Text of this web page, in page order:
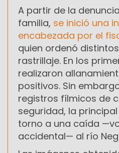
A partir de la
familia, se inició una
encabezada por el
quien ordenó
rastrillaje. En los
realizaron
positivos. Sin
registros fílmicos de
seguridad, la
torno a una caída
accidental— al río